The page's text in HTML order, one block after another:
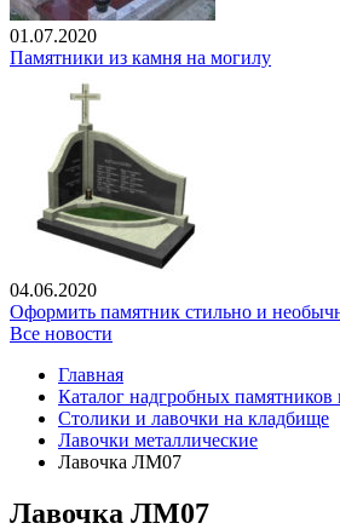
01.07.2020
Памятники из камня на могилу
04.06.2020
Оформить памятник стильно и
Все новости
Главная
Каталог надгробных памятников
Столики и лавочки на кладбище
Лавочки металлические
Лавочка ЛМ07
Лавочка ЛМ07